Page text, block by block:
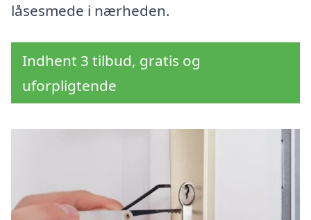
låsesmede i nærheden.
Indhent 3 tilbud, gratis og
uforpligtende